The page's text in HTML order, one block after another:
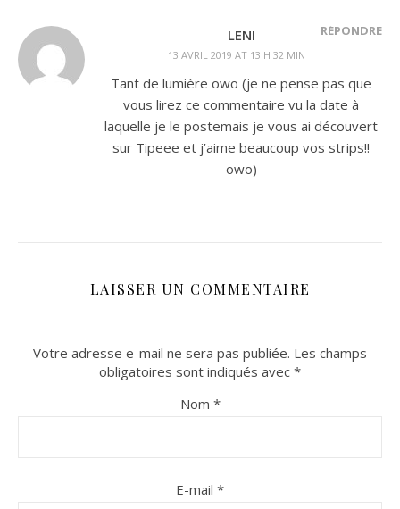
LENI
13 AVRIL 2019 AT 13 H 32 MIN
RÉPONDRE
Tant de lumière owo (je ne pense pas que
vous lirez ce commentaire vu la date à
laquelle je le postemais je vous ai découvert
sur Tipeee et j’aime beaucoup vos strips!!
owo)
LAISSER UN COMMENTAIRE
Votre adresse e-mail ne sera pas publiée. Les champs
obligatoires sont indiqués avec *
Nom *
E-mail *